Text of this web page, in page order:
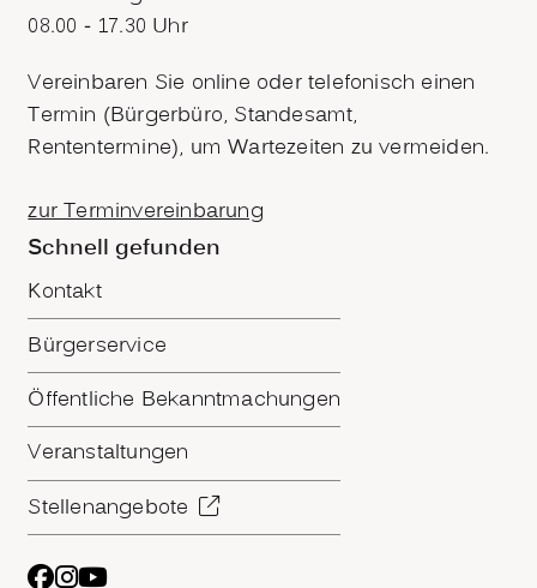
08.00 - 17.30 Uhr
Vereinbaren Sie online oder telefonisch einen
Termin (Bürgerbüro, Standesamt,
Rententermine), um Wartezeiten zu vermeiden.
zur Terminvereinbarung
Schnell gefunden
Kontakt
Bürgerservice
Öffentliche Bekanntmachungen
Veranstaltungen
Stellenangebote